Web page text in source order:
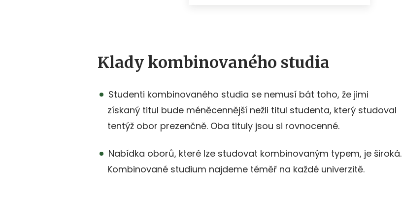
Klady kombinovaného studia
Studenti kombinovaného studia se nemusí bát toho, že jimi
získaný titul bude méněcennější nežli titul studenta, který studoval
tentýž obor prezenčně. Oba tituly jsou si rovnocenné.
Nabídka oborů, které lze studovat kombinovaným typem, je široká.
Kombinované studium najdeme téměř na každé univerzitě.